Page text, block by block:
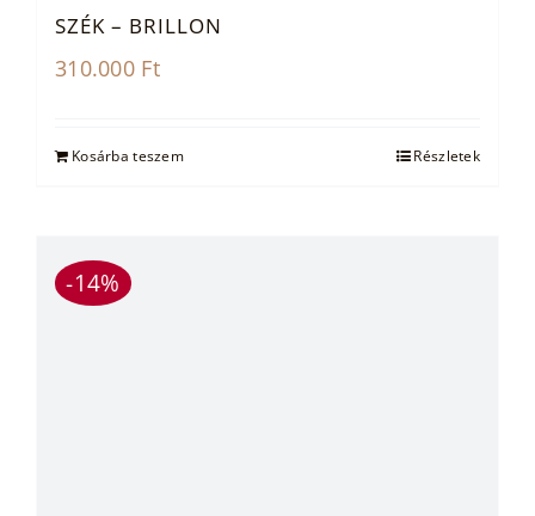
SZÉK – BRILLON
310.000 Ft
Kosárba teszem Részletek
-14%